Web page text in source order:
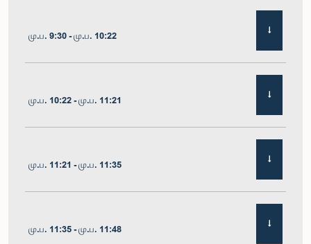
மு.ப. 9:30 - மு.ப. 10:22
மு.ப. 10:22 - மு.ப. 11:21
மு.ப. 11:21 - மு.ப. 11:35
மு.ப. 11:35 - மு.ப. 11:48